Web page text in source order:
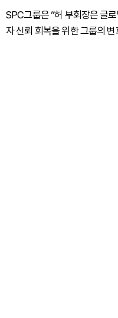
SPC그룹은 “허 부회장은 글
자 신뢰 회복을 위한 그룹의